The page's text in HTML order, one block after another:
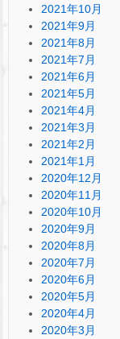
2021年10月
2021年9月
2021年8月
2021年7月
2021年6月
2021年5月
2021年4月
2021年3月
2021年2月
2021年1月
2020年12月
2020年11月
2020年10月
2020年9月
2020年8月
2020年7月
2020年6月
2020年5月
2020年4月
2020年3月